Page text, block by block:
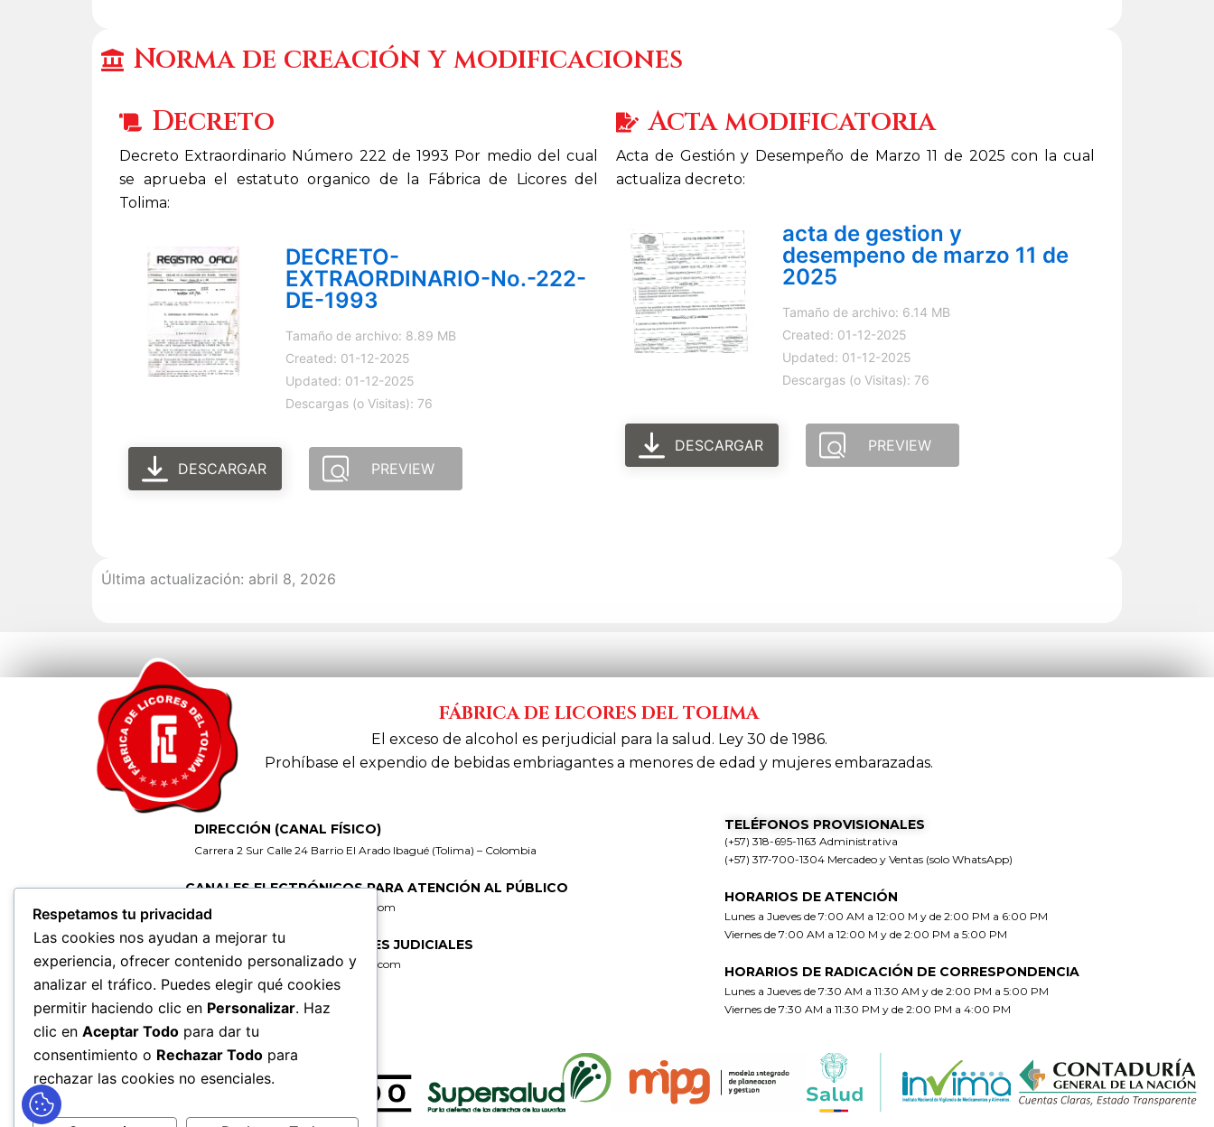
Norma de creación y modificaciones
Decreto
Decreto Extraordinario Número 222 de 1993 Por medio del cual
se aprueba el estatuto organico de la Fábrica de Licores del
Tolima:
DECRETO-
EXTRAORDINARIO-No.-222-
DE-1993
Tamaño de archivo: 8.89 MB
Created: 01-12-2025
Updated: 01-12-2025
Descargas (o Visitas): 76
DESCARGAR PREVIEW
Acta modificatoria
Acta de Gestión y Desempeño de Marzo 11 de 2025 con la cual
actualiza decreto:
acta de gestion y
desempeno de marzo 11 de
2025
Tamaño de archivo: 6.14 MB
Created: 01-12-2025
Updated: 01-12-2025
Descargas (o Visitas): 76
DESCARGAR PREVIEW
Última actualización: abril 8, 2026
FÁBRICA DE LICORES DEL TOLIMA
El exceso de alcohol es perjudicial para la salud. Ley 30 de 1986.
Prohíbase el expendio de bebidas embriagantes a menores de edad y mujeres embarazadas.
DIRECCIÓN (CANAL FÍSICO)
Carrera 2 Sur Calle 24 Barrio El Arado Ibagué (Tolima) – Colombia
CANALES ELECTRÓNICOS PARA ATENCIÓN AL PÚBLICO
gerencia@fabricadelicoresdeltolima.com
CORREO DE NOTIFICACIONES JUDICIALES
secretaria@fabricadelicoresdeltolima.com
REDES SOCIALES
TELÉFONOS PROVISIONALES
(+57) 318-695-1163 Administrativa
(+57) 317-700-1304 Mercadeo y Ventas (solo WhatsApp)
HORARIOS DE ATENCIÓN
Lunes a Jueves de 7:00 AM a 12:00 M y de 2:00 PM a 6:00 PM
Viernes de 7:00 AM a 12:00 M y de 2:00 PM a 5:00 PM
HORARIOS DE RADICACIÓN DE CORRESPONDENCIA
Lunes a Jueves de 7:30 AM a 11:30 AM y de 2:00 PM a 5:00 PM
Viernes de 7:30 AM a 11:30 PM y de 2:00 PM a 4:00 PM
Respetamos tu privacidad
Las cookies nos ayudan a mejorar tu
experiencia, ofrecer contenido personalizado y
analizar el tráfico. Puedes elegir qué cookies
permitir haciendo clic en Personalizar. Haz
clic en Aceptar Todo para dar tu
consentimiento o Rechazar Todo para
rechazar las cookies no esenciales.